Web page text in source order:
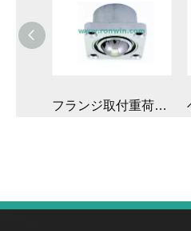
フランジ取付重荷重ボール下向きボールトランスファーユニット